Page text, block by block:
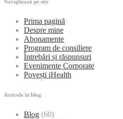
Navighează pe site
Prima pagină
Despre mine
Abonamente
Program de consiliere
Întrebări și răspunsuri
Evenimente Corporate
Povești iHealth
Articole în blog
Blog (60)